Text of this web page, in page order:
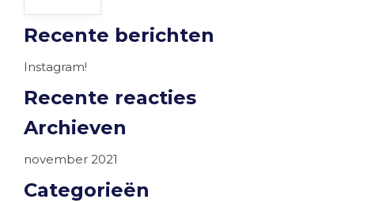
Recente berichten
Instagram!
Recente reacties
Archieven
november 2021
Categorieën